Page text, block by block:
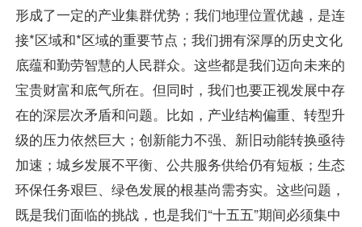
形成了一定的产业集群优势；我们地理位置优越，是连
接*区域和*区域的重要节点；我们拥有深厚的历史文化
底蕴和勤劳智慧的人民群众。这些都是我们迈向未来的
宝贵财富和底气所在。但同时，我们也要正视发展中存
在的深层次矛盾和问题。比如，产业结构偏重、转型升
级的压力依然巨大；创新能力不强、新旧动能转换亟待
加速；城乡发展不平衡、公共服务供给仍有短板；生态
环保任务艰巨、绿色发展的根基尚需夯实。这些问题，
既是我们面临的挑战，也是我们“十五五”期间必须集中